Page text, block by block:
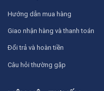
Hướng dẫn mua hàng
Giao nhận hàng và thanh toán
Đổi trả và hoàn tiền
Câu hỏi thường gặp